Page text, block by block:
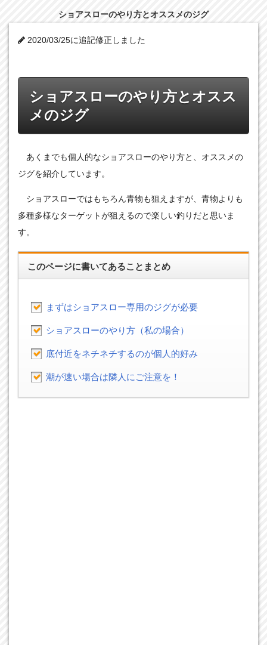
ショアスローのやり方とオススメのジグ
2020/03/25に追記修正しました
ショアスローのやり方とオスス
メのジグ
あくまでも個人的なショアスローのやり方と、オススメの
ジグを紹介しています。
ショアスローではもちろん青物も狙えますが、青物よりも
多種多様なターゲットが狙えるので楽しい釣りだと思いま
す。
このページに書いてあることまとめ
まずはショアスロー専用のジグが必要
ショアスローのやり方（私の場合）
底付近をネチネチするのが個人的好み
潮が速い場合は隣人にご注意を！